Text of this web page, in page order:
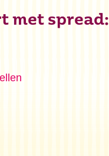
met spread: